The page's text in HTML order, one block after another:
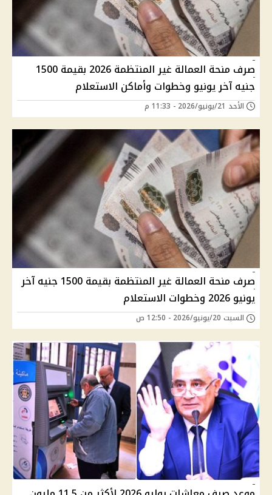
صرف منحة العمالة غير المنتظمة 2026 بقيمة 1500
جنيه آخر يونيو وخطوات وأماكن الاستعلام
الأحد 21/يونيو/2026 - 11:33 م
صرف منحة العمالة غير المنتظمة بقيمة 1500 جنيه آخر
يونيو 2026 وخطوات الاستعلام
السبت 20/يونيو/2026 - 12:50 ص